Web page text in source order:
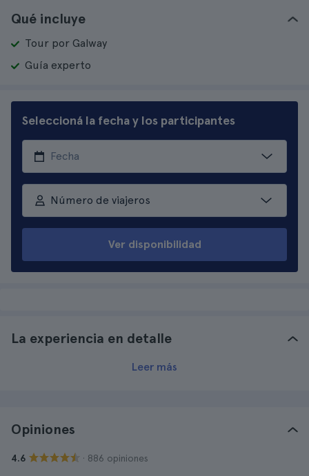
Qué incluye
Tour por Galway
Guía experto
Seleccioná la fecha y los participantes
Número de viajeros
Ver disponibilidad
La experiencia en detalle
Leer más
Opiniones
4.6 · 886 opiniones